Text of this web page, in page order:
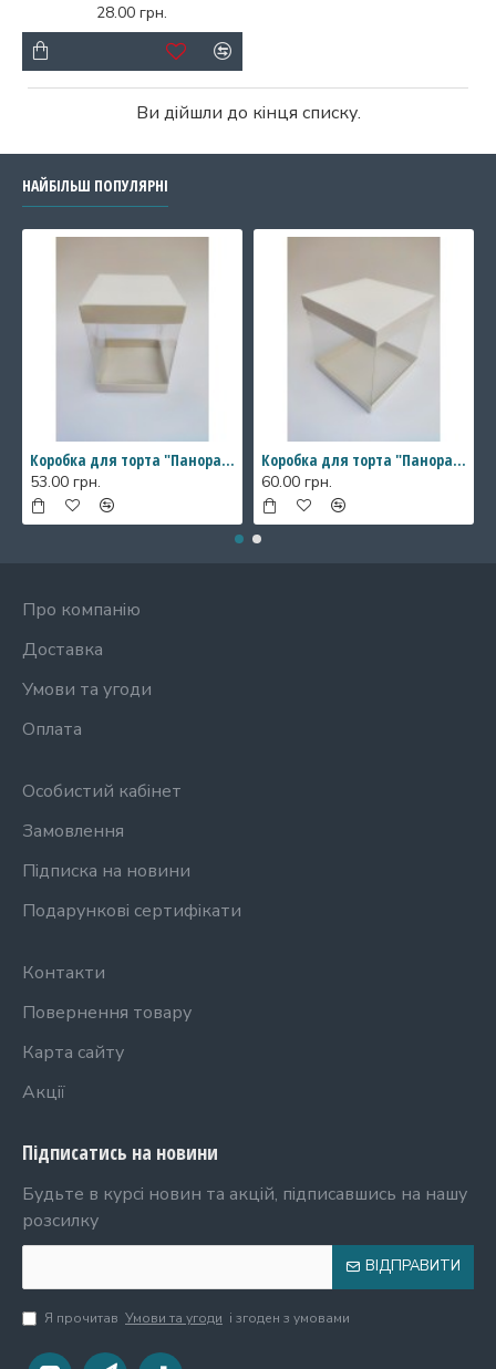
28.00 грн.
Ви дійшли до кінця списку.
НАЙБІЛЬШ ПОПУЛЯРНІ
Коробка для торта "Панорама" з прозорими стінками, 146*146*200 мм
53.00 грн.
Коробка для торта "Панорама" з прозорими стінками, 196*196*200 мм
60.00 грн.
Про компанію
Доставка
Умови та угоди
Оплата
Особистий кабінет
Замовлення
Підписка на новини
Подарункові сертифікати
Контакти
Повернення товару
Карта сайту
Акції
Підписатись на новини
Будьте в курсі новин та акцій, підписавшись на нашу
розсилку
ВІДПРАВИТИ
Я прочитав Умови та угоди і згоден з умовами